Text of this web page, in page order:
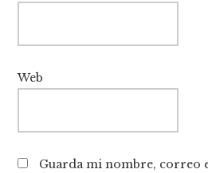
Web
Guarda mi nombre, correo